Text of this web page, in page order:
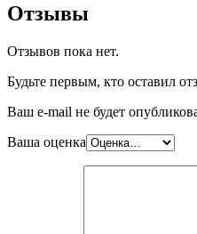
Отзывы
Отзывов пока нет.
Будьте первым, кто оставил
Ваш e-mail не будет
Ваша оценка